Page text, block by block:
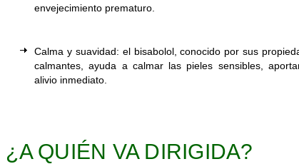
envejecimiento prematuro.
Calma y suavidad: el bisabolol, conocido por sus
calmantes, ayuda a calmar las pieles sensibles,
alivio inmediato.
¿A QUIÉN VA DIRIGIDA?